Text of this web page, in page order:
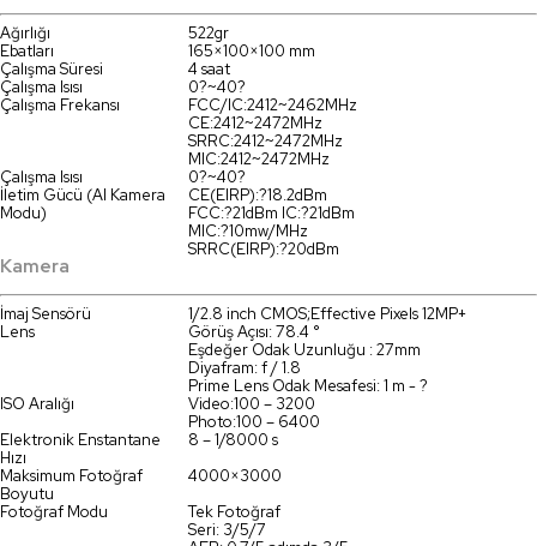
Ağırlığı
522gr
Ebatları
165×100×100 mm
Çalışma Süresi
4 saat
Çalışma Isısı
0?~40?
Çalışma Frekansı
FCC/IC:2412~2462MHz
CE:2412~2472MHz
SRRC:2412~2472MHz
MIC:2412~2472MHz
Çalışma Isısı
0?~40?
İletim Gücü (AI Kamera
Modu)
CE(EIRP):?18.2dBm
FCC:?21dBm IC:?21dBm
MIC:?10mw/MHz
SRRC(EIRP):?20dBm
Kamera
İmaj Sensörü
1/2.8 inch CMOS;Effective Pixels 12MP+
Lens
Görüş Açısı: 78.4 °
Eşdeğer Odak Uzunluğu : 27mm
Diyafram: f / 1.8
Prime Lens Odak Mesafesi: 1 m - ?
ISO Aralığı
Video:100 – 3200
Photo:100 – 6400
Elektronik Enstantane
Hızı
8 – 1/8000 s
Maksimum Fotoğraf
Boyutu
4000×3000
Fotoğraf Modu
Tek Fotoğraf
Seri: 3/5/7